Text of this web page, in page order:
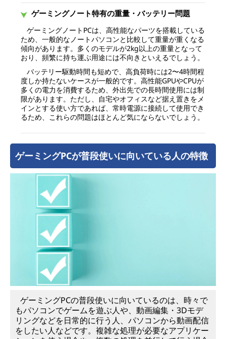
ゲーミングノート特有の重量・バッテリー問題
ゲーミングノートPCは、高性能なパーツを搭載している
ため、一般的なノートパソコンと比較して重量が重くなる
傾向があります。多くのモデルが2kg以上の重量となって
おり、頻繁に持ち運ぶ用途には不向きといえるでしょう。
バッテリー駆動時間も短めで、高負荷時には2〜4時間程
度しか持たないケースが一般的です。高性能GPUやCPUが
多くの電力を消費するため、外出先での長時間使用には制
限があります。ただし、自宅やオフィスなど据え置きをメ
インとする使い方であれば、常時電源に接続して使用でき
るため、これらの問題はほとんど気にならないでしょう。
ゲーミングPCが普段使いに向いている人の特徴
ゲーミングPCの普段使いに向いているのは、時々で
もパソコンでゲームを遊ぶ人や、動画編集・3Dモデ
リングなどを日常的に行う人、パソコンから動画配信
をしたい人などです。複雑な処理が必要なアプリケー